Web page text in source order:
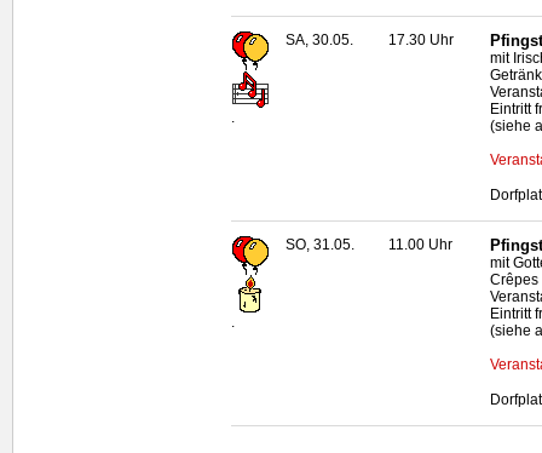
.
SA, 30.05. 17.30 Uhr
mit
Eintritt
(siehe
.
SO, 31.05. 11.00 Uhr
mit
Crêpes
Eintritt
(siehe